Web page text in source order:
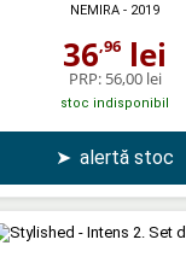
NEMIRA - 2019
36,96 lei
PRP: 56,00 lei
stoc indisponibil
➤ alertă stoc